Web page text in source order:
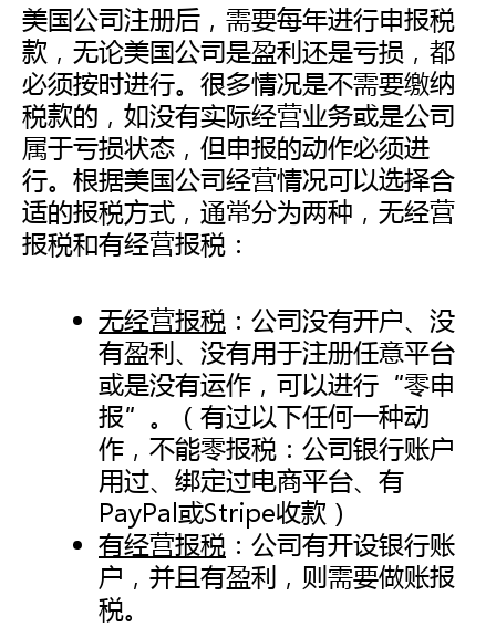
美国公司注册后，需要每年进行申报税
款，无论美国公司是盈利还是亏损，都
必须按时进行。很多情况是不需要缴纳
税款的，如没有实际经营业务或是公司
属于亏损状态，但申报的动作必须进
行。根据美国公司经营情况可以选择合
适的报税方式，通常分为两种，无经营
报税和有经营报税：
无经营报税 ：公司没有开户、没
有盈利、没有用于注册任意平台
或是没有运作，可以进行“零申
报”。（有过以下任何一种动
作，不能零报税：公司银行账户
用过、绑定过电商平台、有
PayPal或Stripe收款）
有经营报税 ：公司有开设银行账
户，并且有盈利，则需要做账报
税。